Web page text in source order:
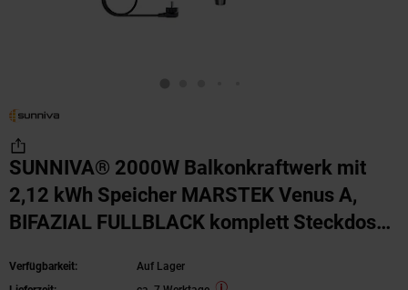
SUNNIVA® 2000W Balkonkraftwerk mit
2,12 kWh Speicher MARSTEK Venus A,
BIFAZIAL FULLBLACK komplett Steckdose,
Solarspeicher, 4x 500W N-Type Glas
Verfügbarkeit:
Auf Lager